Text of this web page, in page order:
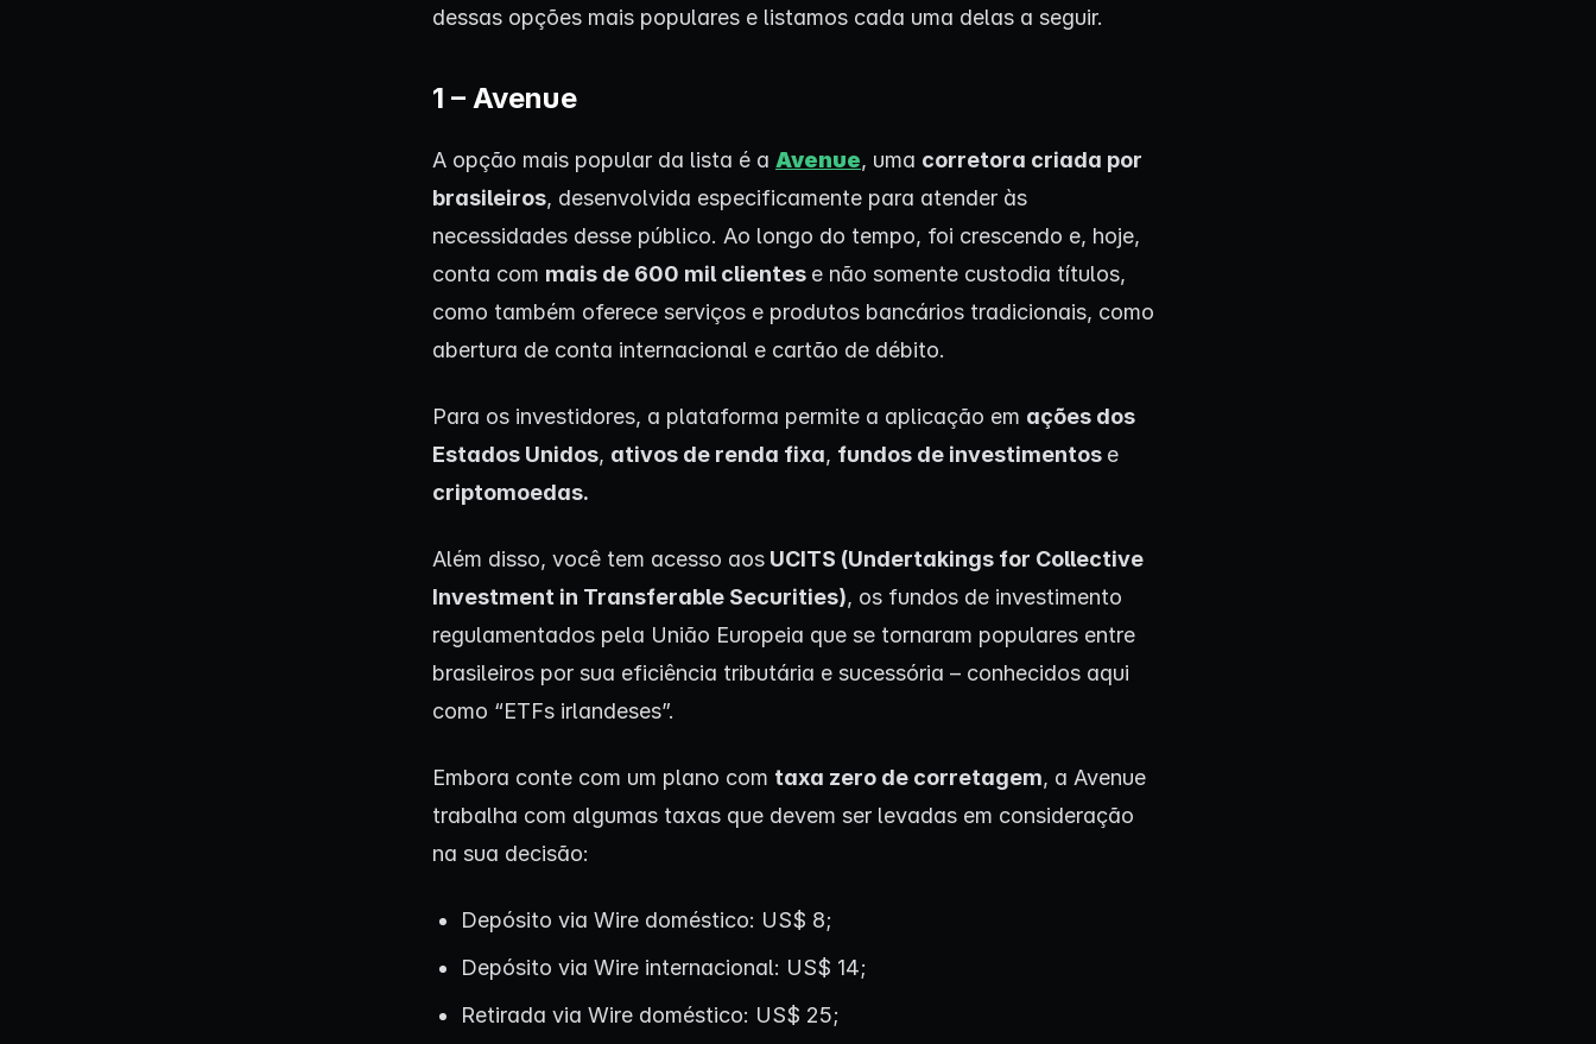
dessas opções mais populares e listamos cada uma delas a seguir.
1 – Avenue
A opção mais popular da lista é a Avenue, uma corretora criada por
brasileiros, desenvolvida especificamente para atender às
necessidades desse público. Ao longo do tempo, foi crescendo e, hoje,
conta com mais de 600 mil clientes e não somente custodia títulos,
como também oferece serviços e produtos bancários tradicionais, como
abertura de conta internacional e cartão de débito.
Para os investidores, a plataforma permite a aplicação em ações dos
Estados Unidos, ativos de renda fixa, fundos de investimentos e
criptomoedas.
Além disso, você tem acesso aos UCITS (Undertakings for Collective
Investment in Transferable Securities), os fundos de investimento
regulamentados pela União Europeia que se tornaram populares entre
brasileiros por sua eficiência tributária e sucessória – conhecidos aqui
como “ETFs irlandeses”.
Embora conte com um plano com taxa zero de corretagem, a Avenue
trabalha com algumas taxas que devem ser levadas em consideração
na sua decisão:
Depósito via Wire doméstico: US$ 8;
Depósito via Wire internacional: US$ 14;
Retirada via Wire doméstico: US$ 25;